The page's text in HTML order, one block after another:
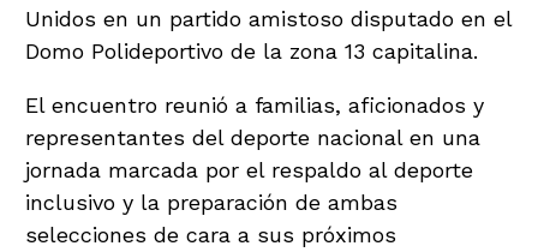
Unidos en un partido amistoso disputado en el
Domo Polideportivo de la zona 13 capitalina.
El encuentro reunió a familias, aficionados y
representantes del deporte nacional en una
jornada marcada por el respaldo al deporte
inclusivo y la preparación de ambas
selecciones de cara a sus próximos